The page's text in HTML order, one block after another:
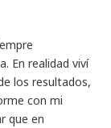
En realidad viví
los resultados,
con mi
que en